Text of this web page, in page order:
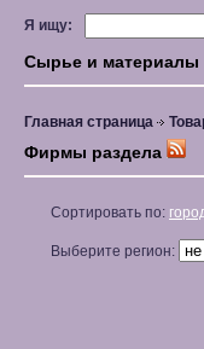
Я ищу:
Сырье и материалы
Главная страница
Фирмы раздела
Сортировать по:
Выберите регион: